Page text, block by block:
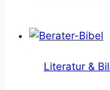
–
Literatur &